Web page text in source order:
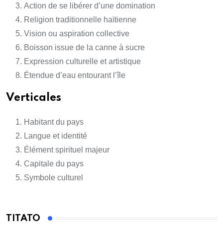
Action de se libérer d’une domination
Religion traditionnelle haïtienne
Vision ou aspiration collective
Boisson issue de la canne à sucre
Expression culturelle et artistique
Étendue d’eau entourant l’île
Verticales
Habitant du pays
Langue et identité
Élément spirituel majeur
Capitale du pays
Symbole culturel
TITATO